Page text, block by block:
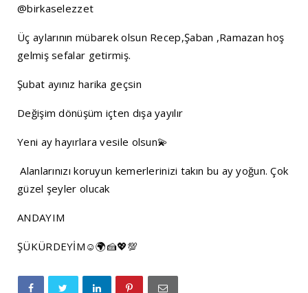
@birkaselezzet
Üç aylarının mübarek olsun Recep,Şaban ,Ramazan hoş
gelmiş sefalar getirmiş.
Şubat ayınız harika geçsin
Değişim dönüşüm içten dışa yayılır
Yeni ay hayırlara vesile olsun💫
Alanlarınızı koruyun kemerlerinizi takın bu ay yoğun. Çok
güzel şeyler olucak
ANDAYIM
ŞÜKÜRDEYİM☺️🌍🍰💖💯